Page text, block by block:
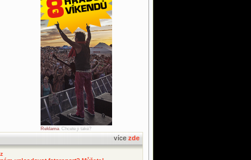
Reklama. Chcete ji také?
více zde